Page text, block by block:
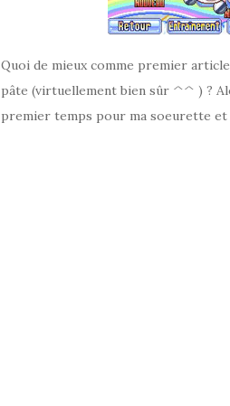
Quoi de mieux comme premier
pâte (virtuellement bien sûr ^^ ) ?
premier temps pour ma soeurette et